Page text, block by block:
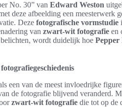
No. 30” van Edward Weston
deze afbeelding een meesterwerk
Deze fotografische vormstudie
van zwart-wit fotografie en
wordt duidelijk hoe Pepper
een van de meest invloedrijke
de fotografie blijvend veranderd.
zwart-wit fotografie die tot op de